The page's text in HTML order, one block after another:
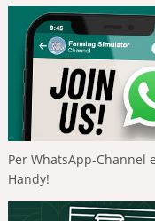
Per WhatsApp-
Handy!